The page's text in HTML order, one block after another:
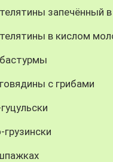
запечённый в
в кислом
с грибами